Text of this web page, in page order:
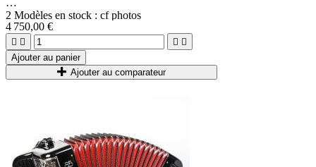
2 Modèles en stock : cf photos
4 750,00 €
   
Ajouter au panier
Ajouter au comparateur